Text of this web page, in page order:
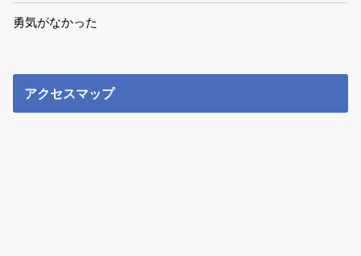
勇気がなかった
アクセスマップ